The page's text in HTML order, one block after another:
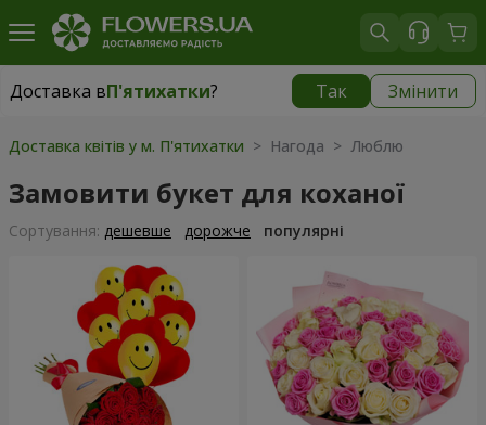
Доставка вП'ятихатки? Так Змінити
Доставка вП'ятихатки|
Доставка квітів у м. П'ятихатки > Нагода > Люблю
Замовити букет для коханої
Сортування: дешевше дорожче популярні